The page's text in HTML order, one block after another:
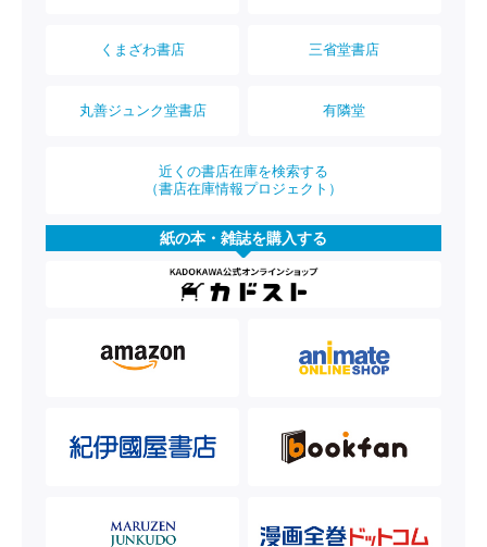
くまざわ書店 三省堂書店
丸善ジュンク堂書店 有隣堂
近くの書店在庫を検索する
（書店在庫情報プロジェクト）
紙の本・雑誌を購入する